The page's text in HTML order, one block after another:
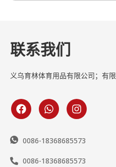
联系我们
义乌育林体育用品有限公司；有限
0086-18368685573
0086-18368685573